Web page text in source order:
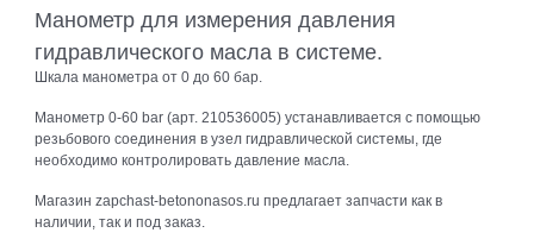
Манометр для измерения давления
гидравлического масла в системе.
Шкала манометра от 0 до 60 бар.
Манометр 0-60 bar (арт. 210536005) устанавливается с помощью
резьбового соединения в узел гидравлической системы, где
необходимо контролировать давление масла.
Магазин zapchast-betononasos.ru предлагает запчасти как в
наличии, так и под заказ.